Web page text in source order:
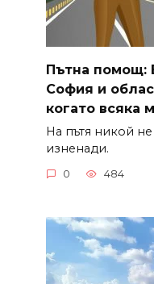
Пътна помощ:
София и
когато всяка
На пътя никой
изненади.
0 484